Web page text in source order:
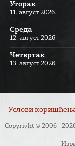
Уторак
11. август 2026.
Cреда
12. август 2026.
Четвртак
13. август 2026.
Услови
Copyright © 2006 -